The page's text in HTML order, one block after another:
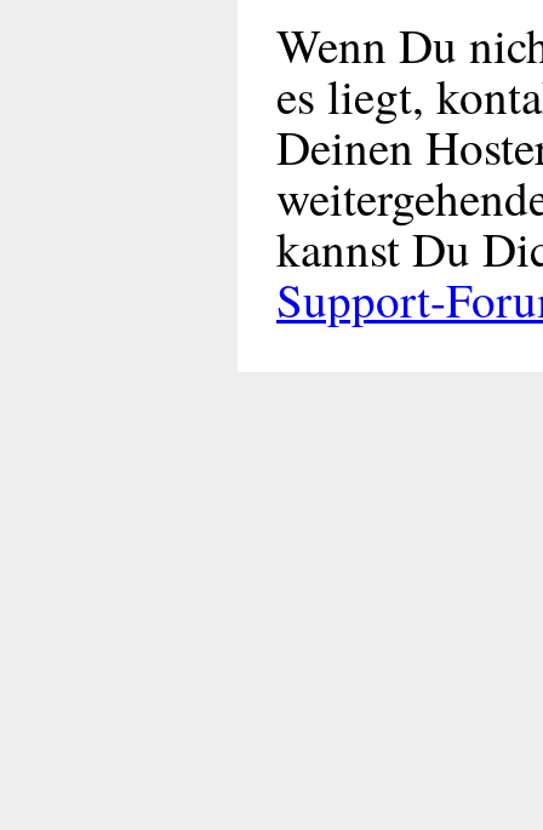
Wenn Du
es liegt,
Deinen
kannst Du
Support-